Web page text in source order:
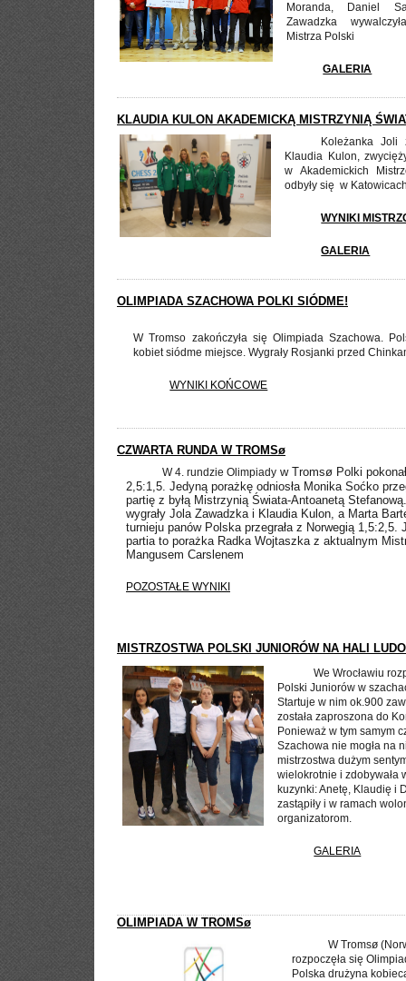
Moranda, Daniel
Zawadzka
Mistrza Polski
GALERIA
KLAUDIA KULON AKADEMICKĄ MISTRZYNIĄ
Koleżanka Joli
Klaudia Kulon,
w Akademickich
odbyły się w
WYNIKI
GALERIA
OLIMPIADA SZACHOWA POLKI SIÓDME!
W Tromso zakończyła się Olimpiada Szachowa.
kobiet siódme miejsce. Wygrały Rosjanki przed
WYNIKI KOŃCOWE
CZWARTA RUNDA W TROMSø
W 4. rundzie Olimpiady w Tromsø Polki
2,5:1,5. Jedyną porażkę odniosła Monika Soćko
partię z byłą Mistrzynią Świata-Antoanetą
wygrały Jola Zawadzka i Klaudia Kulon, a Marta
turnieju panów Polska przegrała z Norwegią 1,5:2,5.
partia to porażka Radka Wojtaszka z aktualnym
Mangusem Carslenem
POZOSTAŁE WYNIKI
MISTRZOSTWA POLSKI JUNIORÓW NA HALI
We Wrocławiu
Polski Juniorów w
Startuje w nim ok.900
została zaproszona do
Ponieważ w tym samym
Szachowa nie mogła na
mistrzostwa dużym
wielokrotnie i zdobywała
kuzynki: Anetę, Klaudię i
zastąpiły i w ramach
organizatorom.
GALERIA
OLIMPIADA W TROMSø
W Tromsø
rozpoczęła się
Polska drużyna